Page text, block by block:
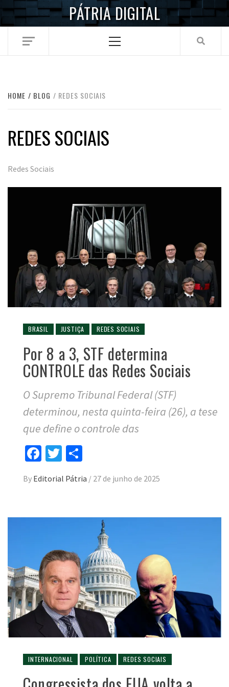
Skip
PÁTRIA DIGITAL
Menu
HOME BLOG REDES SOCIAIS
REDES SOCIAIS
Redes Sociais
BRASIL JUSTIÇA REDES SOCIAIS
Por 8 a 3, STF determina
CONTROLE das Redes Sociais
O Supremo Tribunal Federal (STF)
determinou, nesta quinta-feira (26), a tese
que define o controle das
Facebook
Twitter
By Editorial Pátria / 27 de junho de 2025
INTERNACIONAL POLÍTICA REDES SOCIAIS